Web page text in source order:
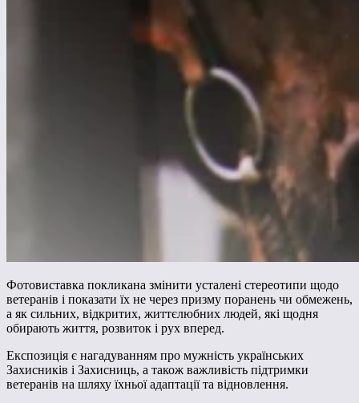
Фотовиставка покликана змінити усталені стереотипи щодо
ветеранів і показати їх не через призму поранень чи обмежень,
а як сильних, відкритих, життєлюбних людей, які щодня
обирають життя, розвиток і рух вперед.
Експозиція є нагадуванням про мужність українських
Захисників і Захисниць, а також важливість підтримки
ветеранів на шляху їхньої адаптації та відновлення.